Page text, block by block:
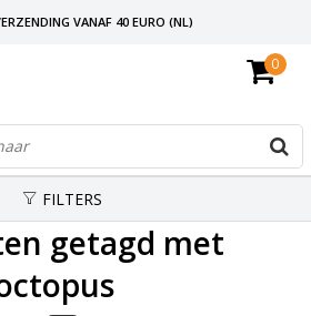
VANAF 40 EURO (NL)
0
FILTERS
getagd met